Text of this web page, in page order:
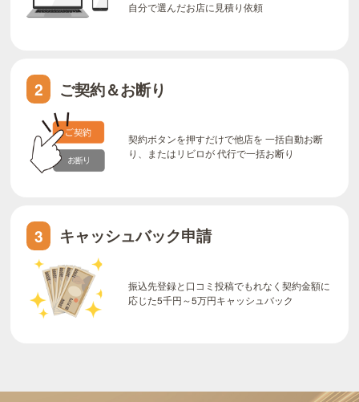
自分で選んだお店に見積り依頼
2 ご契約＆お断り
契約ボタンを押すだけで他店を 一括自動お断
り、またはリビロが 代行で一括お断り
3 キャッシュバック申請
振込先登録と口コミ投稿でもれなく契約金額に
応じた5千円～5万円キャッシュバック